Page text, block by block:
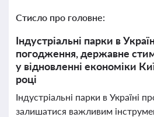
Стисло про головне:
Індустріальні парки в
погодження, державне
у відновленні економіки
році
Індустріальні парки в Україні
залишатися важливим